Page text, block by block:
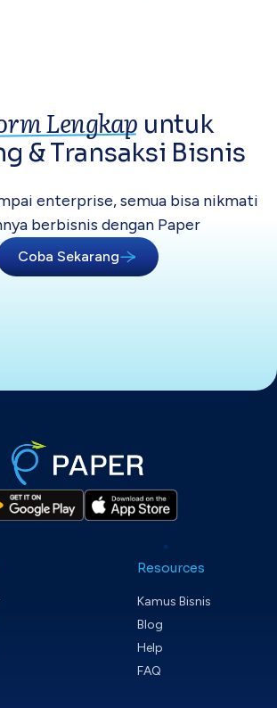
Lengkap untuk
&Transaksi Bisnis
enterprise, semua bisa nikmati
berbisnis dengan Paper
Coba Sekarang
Resources
Kamus Bisnis
Blog
Help
FAQ